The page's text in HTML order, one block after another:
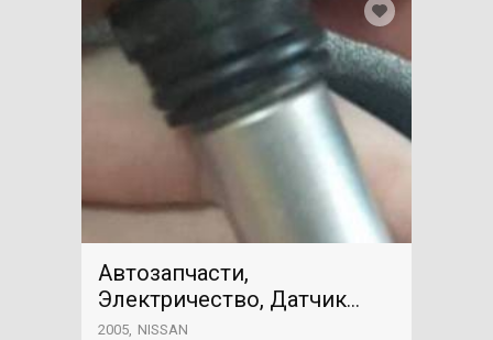
Автозапчасти,
Электричество, Датчик
счетчика, NISSAN
2005 NISSAN